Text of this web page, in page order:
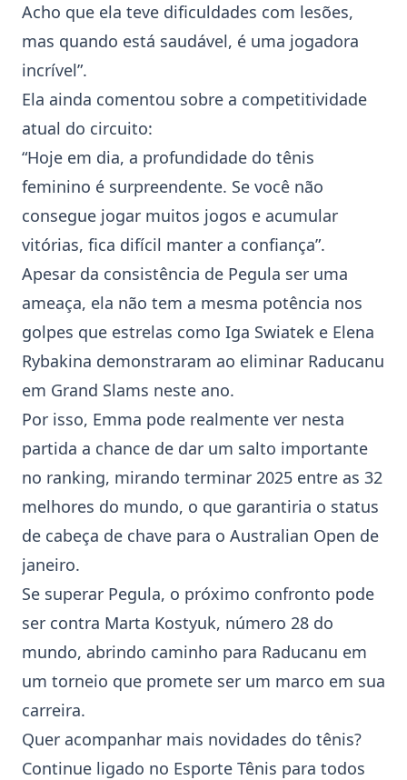
Acho que ela teve dificuldades com lesões,
mas quando está saudável, é uma jogadora
incrível”.
Ela ainda comentou sobre a competitividade
atual do circuito:
“Hoje em dia, a profundidade do tênis
feminino é surpreendente. Se você não
consegue jogar muitos jogos e acumular
vitórias, fica difícil manter a confiança”.
Apesar da consistência de Pegula ser uma
ameaça, ela não tem a mesma potência nos
golpes que estrelas como Iga Swiatek e Elena
Rybakina demonstraram ao eliminar Raducanu
em Grand Slams neste ano.
Por isso, Emma pode realmente ver nesta
partida a chance de dar um salto importante
no ranking, mirando terminar 2025 entre as 32
melhores do mundo, o que garantiria o status
de cabeça de chave para o Australian Open de
janeiro.
Se superar Pegula, o próximo confronto pode
ser contra Marta Kostyuk, número 28 do
mundo, abrindo caminho para Raducanu em
um torneio que promete ser um marco em sua
carreira.
Quer acompanhar mais novidades do tênis?
Continue ligado no Esporte Tênis para todos